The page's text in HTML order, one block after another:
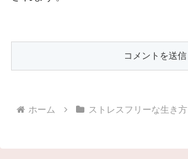
ホーム ストレスフリーな生き方